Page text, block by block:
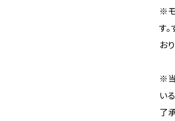
※
す
お
※
い
了